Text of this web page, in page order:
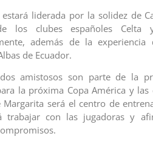
estará liderada por la solidez de
los clubes españoles Celta
además de la
de Ecuador.
amistosos son parte de la
la próxima Copa América y
Margarita será el centro de
trabajar con las jugadoras y